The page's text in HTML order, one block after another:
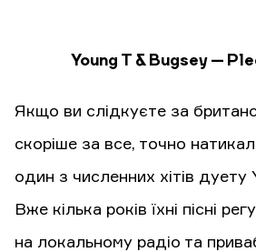
Young T & Bugsey —
Якщо ви слідкуєте за
скоріше за все, точно
один з численних хітів дуету
Вже кілька років їхні пісні
на локальному радіо та